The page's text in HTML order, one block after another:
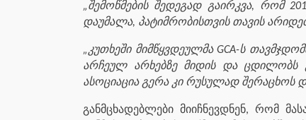
„შემოწმების შედეგად გაირკვა, რომ
დაუმალა, პატიმრობისთვის თავის
„კუთხეში მიმწყვდეულმა GCA-ს
არჩეულ არხებზე მიდის და ცდილობს
ასოციაცია გერა კი რუსულად შერაცხოს
განმცხადებლები მიიჩნევდნენ, რომ